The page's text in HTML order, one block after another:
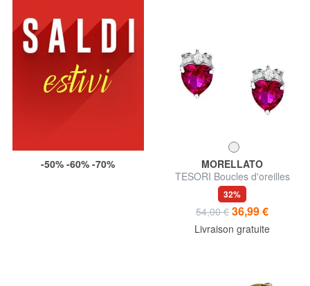
-50% -60% -70%
MORELLATO
TESORI Boucles d'oreilles
32%
54,00 € 36,99 €
Livraison gratuite